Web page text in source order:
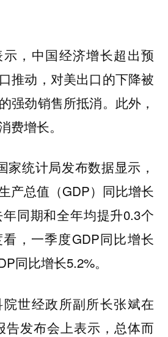
，中国经济增长超出预
推动，对美出口的下降被
强劲销售所抵消。此外，
费增长。
家统计局发布数据显示，
产总值（GDP）同比增长
同期和全年均提升0.3个
，一季度GDP同比增长
同比增长5.2%。
世经政所副所长张斌在
告发布会上表示，总体而